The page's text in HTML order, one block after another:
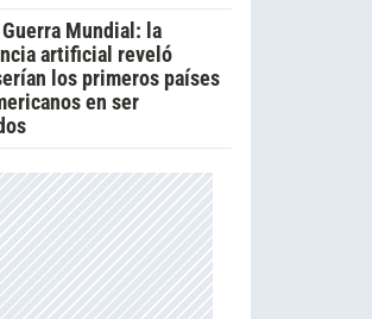
Mundial: la
artificial reveló
los primeros países
en ser